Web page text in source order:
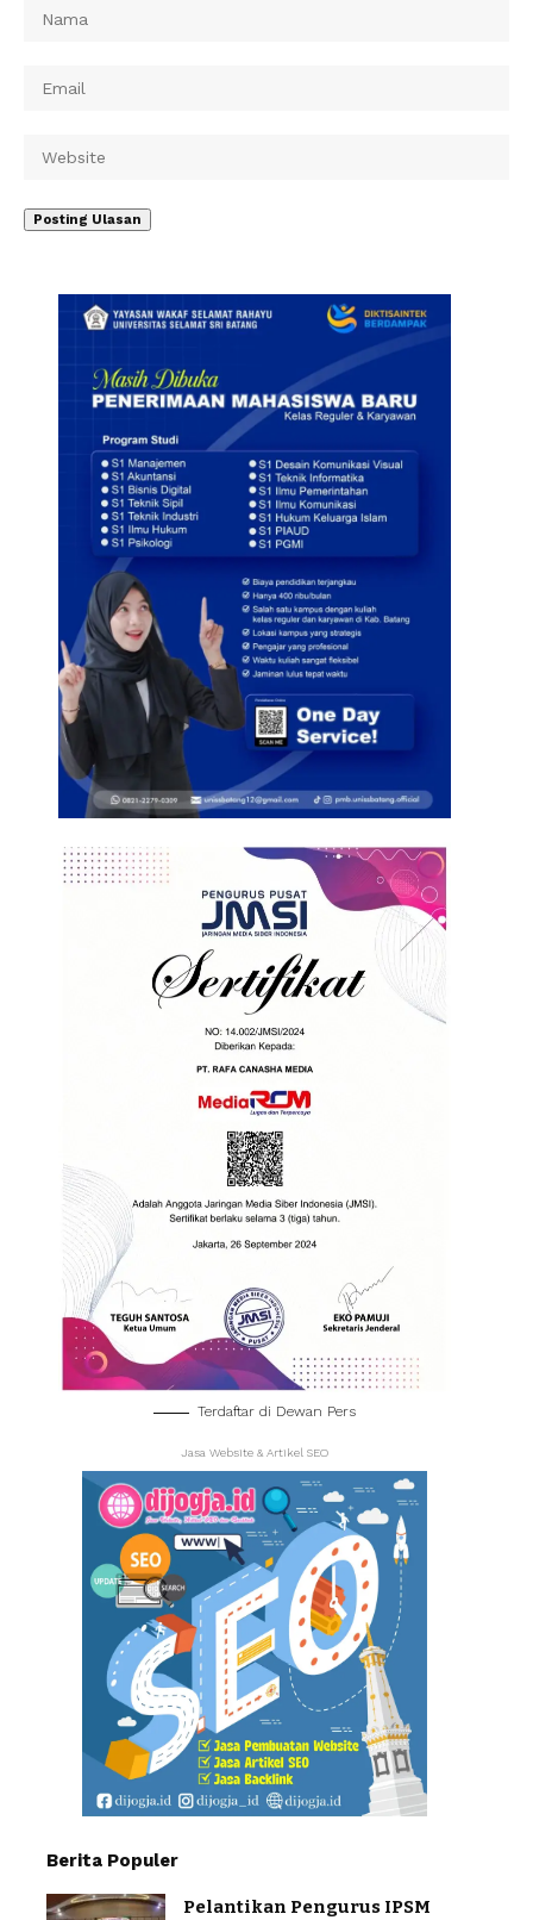
Terdaftar di Dewan Pers
Jasa Website & Artikel SEO
Berita Populer
Pelantikan Pengurus IPSM